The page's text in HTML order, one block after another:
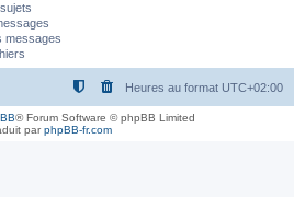
messages
Heures au format UTC+02:00
® Forum Software © phpBB Limited
parphpBB-fr.com